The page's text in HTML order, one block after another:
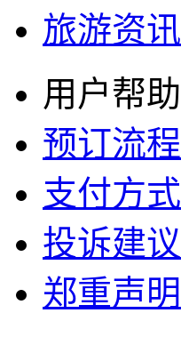
旅游资讯
用户帮助
预订流程
支付方式
投诉建议
郑重声明